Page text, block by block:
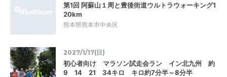
第1回 阿蘇山１周と豊後街道ウルトラウォーキング1
20km
熊本県熊本市中央区
2027/1/17(日)
初心者向け マラソン試走会ラン イン北九州 約
9 14 21 34キロ キロ約7分半～8分半